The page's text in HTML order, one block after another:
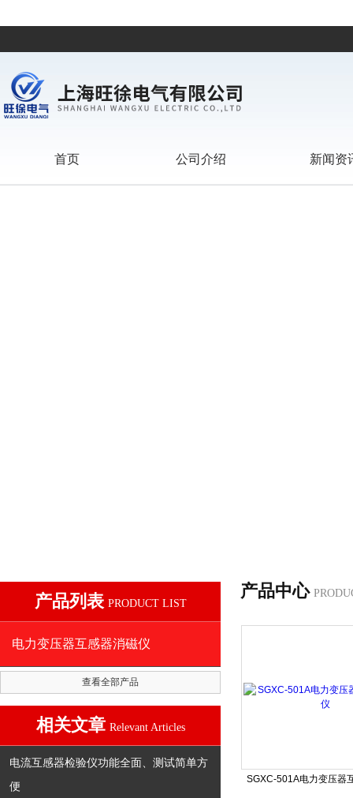
首页 公司介绍 新闻资
产品列表 PRODUCT LIST
电力变压器互感器消磁仪
查看全部产品
相关文章 Relevant Articles
电流互感器检验仪功能全面、测试简单方
便
产品中心
SGXC-501A电力变压器